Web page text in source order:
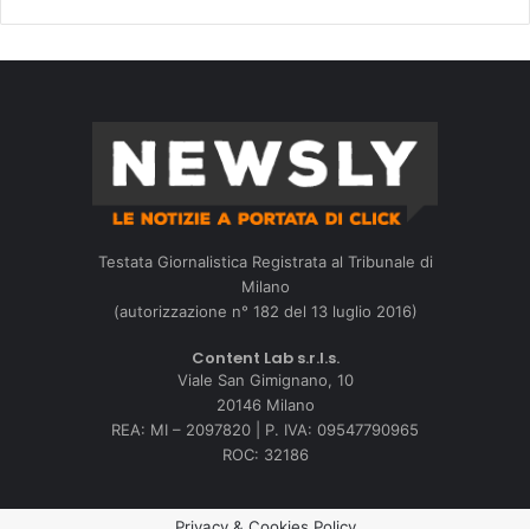
Testata Giornalistica Registrata al Tribunale di
Milano
(autorizzazione n° 182 del 13 luglio 2016)
Content Lab s.r.l.s.
Viale San Gimignano, 10
20146 Milano
REA: MI – 2097820 | P. IVA: 09547790965
ROC: 32186